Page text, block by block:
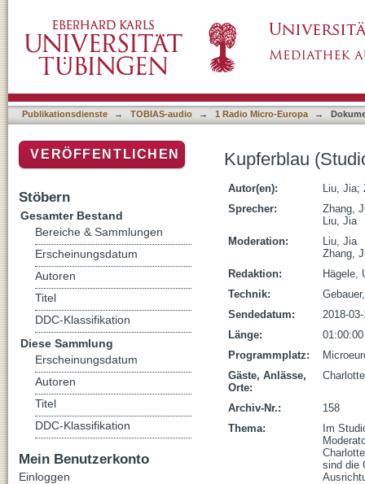
Publikationsdienste → TOBIAS-audio → 1 Radio Micro-Europa →
Kupferblau
Autor(en): Liu, Jia;
Sprecher:
Zhang,
Liu, Jia
Moderation:
Liu, Jia
Zhang,
Redaktion:
Hägele,
Technik:
Sendedatum:
2018-
Länge:
01:00:00
Programmplatz:
Gäste, Anlässe,
Orte:
Archiv-Nr.:
158
Thema:
Im
sind die
VERÖFFENTLICHEN
Stöbern
Gesamter Bestand
Bereiche & Sammlungen
Erscheinungsdatum
Autoren
Titel
DDC-Klassifikation
Diese Sammlung
Erscheinungsdatum
Autoren
Titel
DDC-Klassifikation
Mein Benutzerkonto
Einloggen